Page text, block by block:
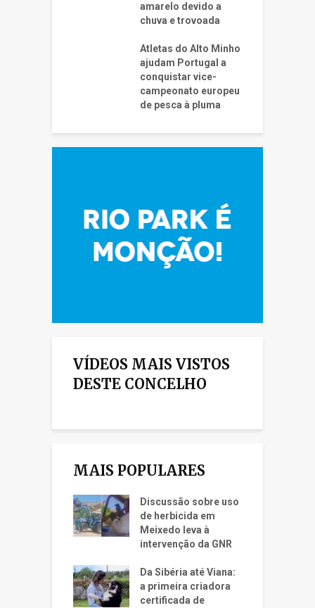
amarelo devido a
chuva e trovoada
Atletas do Alto Minho
ajudam Portugal a
conquistar vice-
campeonato europeu
de pesca à pluma
VÍDEOS MAIS VISTOS
DESTE CONCELHO
MAIS POPULARES
Discussão sobre uso
de herbicida em
Meixedo leva à
intervenção da GNR
Da Sibéria até Viana:
a primeira criadora
certificada de